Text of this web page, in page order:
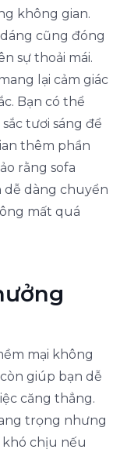
không gian.
cũng đóng
sự thoải mái.
lại cảm giác
Bạn có thể
tươi sáng để
thêm phần
rằng sofa
dễ dàng chuyển
mất quá
mại không
giúp bạn dễ
căng thẳng.
trọng nhưng
khó chịu nếu